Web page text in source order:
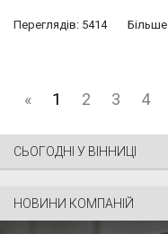
Переглядів: 5414 Більше
« 1 2 3 4
СЬОГОДНІ У ВІННИЦІ
НОВИНИ КОМПАНІЙ